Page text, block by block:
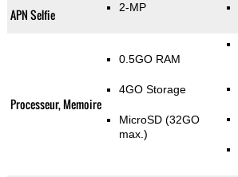
APN Selfie 2-MP
Processeur, Memoire
0.5GO RAM
4GO Storage
MicroSD (32GO
max.)